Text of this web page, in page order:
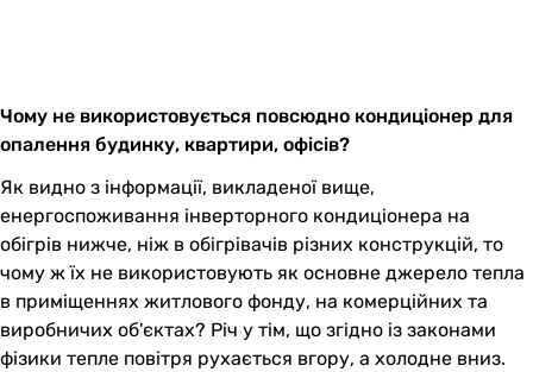
Чому не використовується повсюдно кондиціонер для
опалення будинку, квартири, офісів?
Як видно з інформації, викладеної вище,
енергоспоживання інверторного кондиціонера на
обігрів нижче, ніж в обігрівачів різних конструкцій, то
чому ж їх не використовують як основне джерело тепла
в приміщеннях житлового фонду, на комерційних та
виробничих об'єктах? Річ у тім, що згідно із законами
фізики тепле повітря рухається вгору, а холодне вниз.